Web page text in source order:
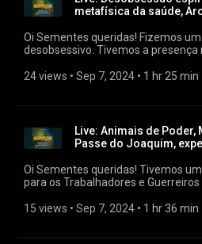
metafísica da saúde,
Oi Sementes queridas! Fizemos
desobsessivo. Tivemos a
Calunga com sua metafísica. Falei
oportunidade de servir! Deixo aqui o pix para quem puder e
sentir o chamado para contribuir
trabalhos: BANCO INTER (077) Sementes das Estrelas LTDA
Chave Pix: bieljaguar@gmail.com ----------------------------
BANCO ITAÚ (341) Sementes das Estrelas LTDA Chave Pix:
30.215.049/0001-22 Não esqueçam de enviar para alguém
que sintam que essa live poderá
comentar e curtir pois ajuda a alcançar
24 views • Sep 7, 2024 • 1 hr 25 min
Live: Animais de Poder,
Passe do Joaquim,
Oi Sementes queridas! Tivemos
para os Trabalhadores e Guerreiros
culpa e pesos. Falamos sobre
15 views • Sep 7, 2024 • 1 hr 36 min